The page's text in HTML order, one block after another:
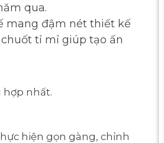
qua.
mang đậm nét thiết kế
tỉ mỉ giúp tạo ấn
hợp nhất.
hiện gọn gàng, chỉnh